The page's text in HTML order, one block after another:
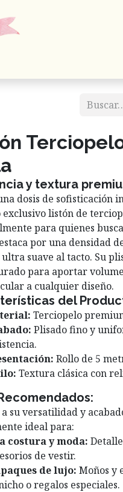
y textura
dosis de sofisticación
listón de
para quienes
por una densidad
suave al tacto. Su
para aportar
a cualquier diseño.
del
Terciopelo
Plisado fino y
Rollo de 5
Textura clásica con
a su versatilidad y
ideal para:
costura y moda:
de vestir.
de lujo: Moños y
o regalos especiales.